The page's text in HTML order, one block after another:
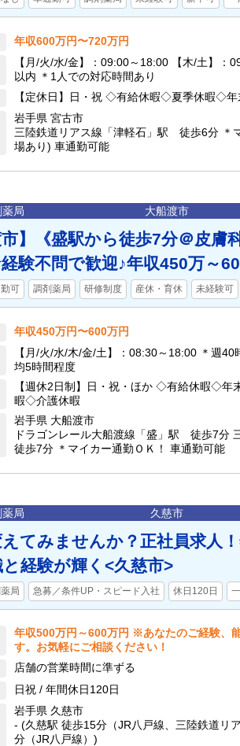
年収600万円〜720万円
【月/火/水/金】：09:00～18:00 【木/土】：
以内 ＊1人での対応時間あり
【定休日】日・祝 ◇有給休暇◇夏季休暇◇年
岩手県 宮古市
三陸鉄道リアス線「津軽石」駅 徒歩6分 ＊
場あり) 車通勤可能
局 大船渡市
市】《盛駅から徒歩7分＠皮膚
験不問で歓迎♪年収450万～
可 調剤薬局 研修制度 産休・育休 未経験可
年収450万円〜600万円
【月/火/水/木/金/土】：08:30～18:00 ＊週
均5時間程度
【週休2日制】日・祝・ほか ◇有給休暇◇年
暇◇介護休暇
岩手県 大船渡市
ドラゴンレール大船渡線「盛」駅 徒歩7分
徒歩7分 ＊マイカー通勤ＯＫ！ 車通勤可能
局 久慈市
てみませんか？正社員求人
経験が輝く<久慈市>
局 急募／条件UP・スピード入社 休日120日
年収500万円～600万円 ※あなたのご経験、
す。お気軽にご相談ください！
店舗の営業時間に準ずる
日祝 / 年間休日120日
岩手県 久慈市
- (久慈駅 徒歩15分（JR八戸線、三陸鉄道リ
分（JR八戸線）)